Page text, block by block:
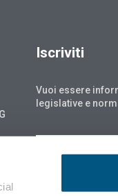
Iscriviti
Vuoi essere
legislative e